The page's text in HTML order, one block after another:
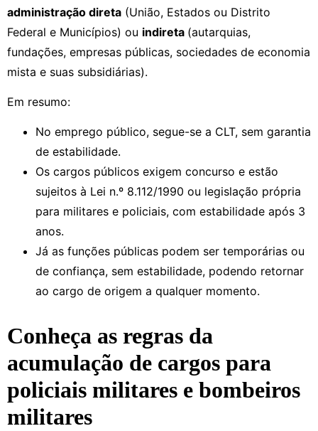
administração direta (União, Estados ou Distrito
Federal e Municípios) ou indireta (autarquias,
fundações, empresas públicas, sociedades de economia
mista e suas subsidiárias).
Em resumo:
No emprego público, segue-se a CLT, sem garantia
de estabilidade.
Os cargos públicos exigem concurso e estão
sujeitos à Lei n.º 8.112/1990 ou legislação própria
para militares e policiais, com estabilidade após 3
anos.
Já as funções públicas podem ser temporárias ou
de confiança, sem estabilidade, podendo retornar
ao cargo de origem a qualquer momento.
Conheça as regras da
acumulação de cargos para
policiais militares e bombeiros
militares